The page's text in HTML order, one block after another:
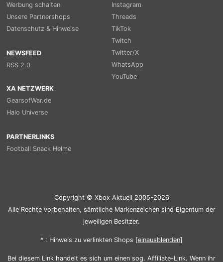
Werbung schalten
Unsere Partnershops
Datenschutz & Hinweise
NEWSFEED
RSS 2.0
Instagram
Threads
TikTok
Twitch
Twitter/X
WhatsApp
YouTube
XA NETZWERK
GearsofWar.de
Halo Universe
PARTNERLINKS
Football Snack Helme
Copyright © Xbox Aktuell 2005-2026
Alle Rechte vorbehalten, sämtliche Markenzeichen sind Eigentum der
jeweiligen Besitzer.
* : Hinweis zu verlinkten Shops [einausblenden]
Bei diesem Link handelt es sich um einen sog. Affiliate-Link. Wenn ihr